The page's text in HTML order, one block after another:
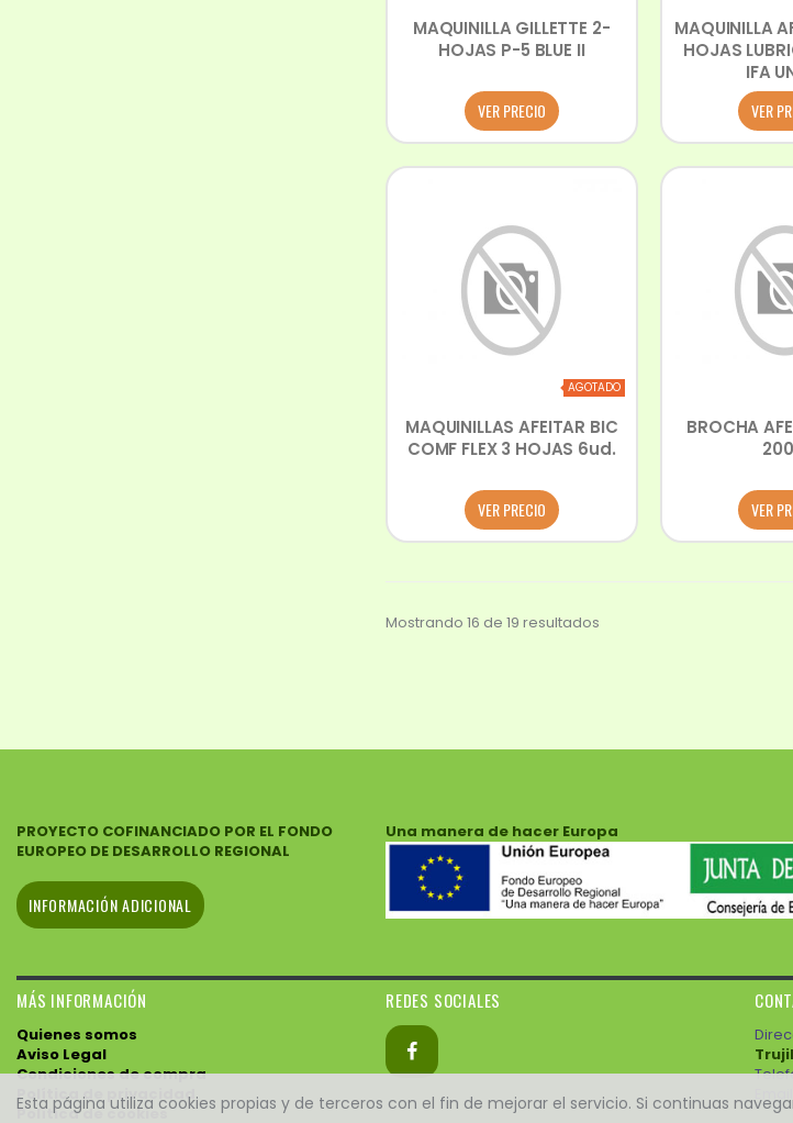
Esta página utiliza cookies propias y de terceros con el fin de mejorar el servicio. Si continuas
MAQUINILLA GILLETTE 2-
HOJAS P-5 BLUE II
VER PRECIO
MAQUINILLA
HOJAS
IFA
VER
AGOTADO
MAQUINILLAS AFEITAR BIC
COMF FLEX 3 HOJAS 6ud.
VER PRECIO
BROCHA
VER
Mostrando 16 de 19 resultados
PROYECTO COFINANCIADO POR EL FONDO
EUROPEO DE DESARROLLO REGIONAL
INFORMACIÓN ADICIONAL
Una manera de hacer Europa
MÁS INFORMACIÓN
Quienes somos
Aviso Legal
Condiciones de compra
Política de privacidad
Política de cookies
REDES SOCIALES